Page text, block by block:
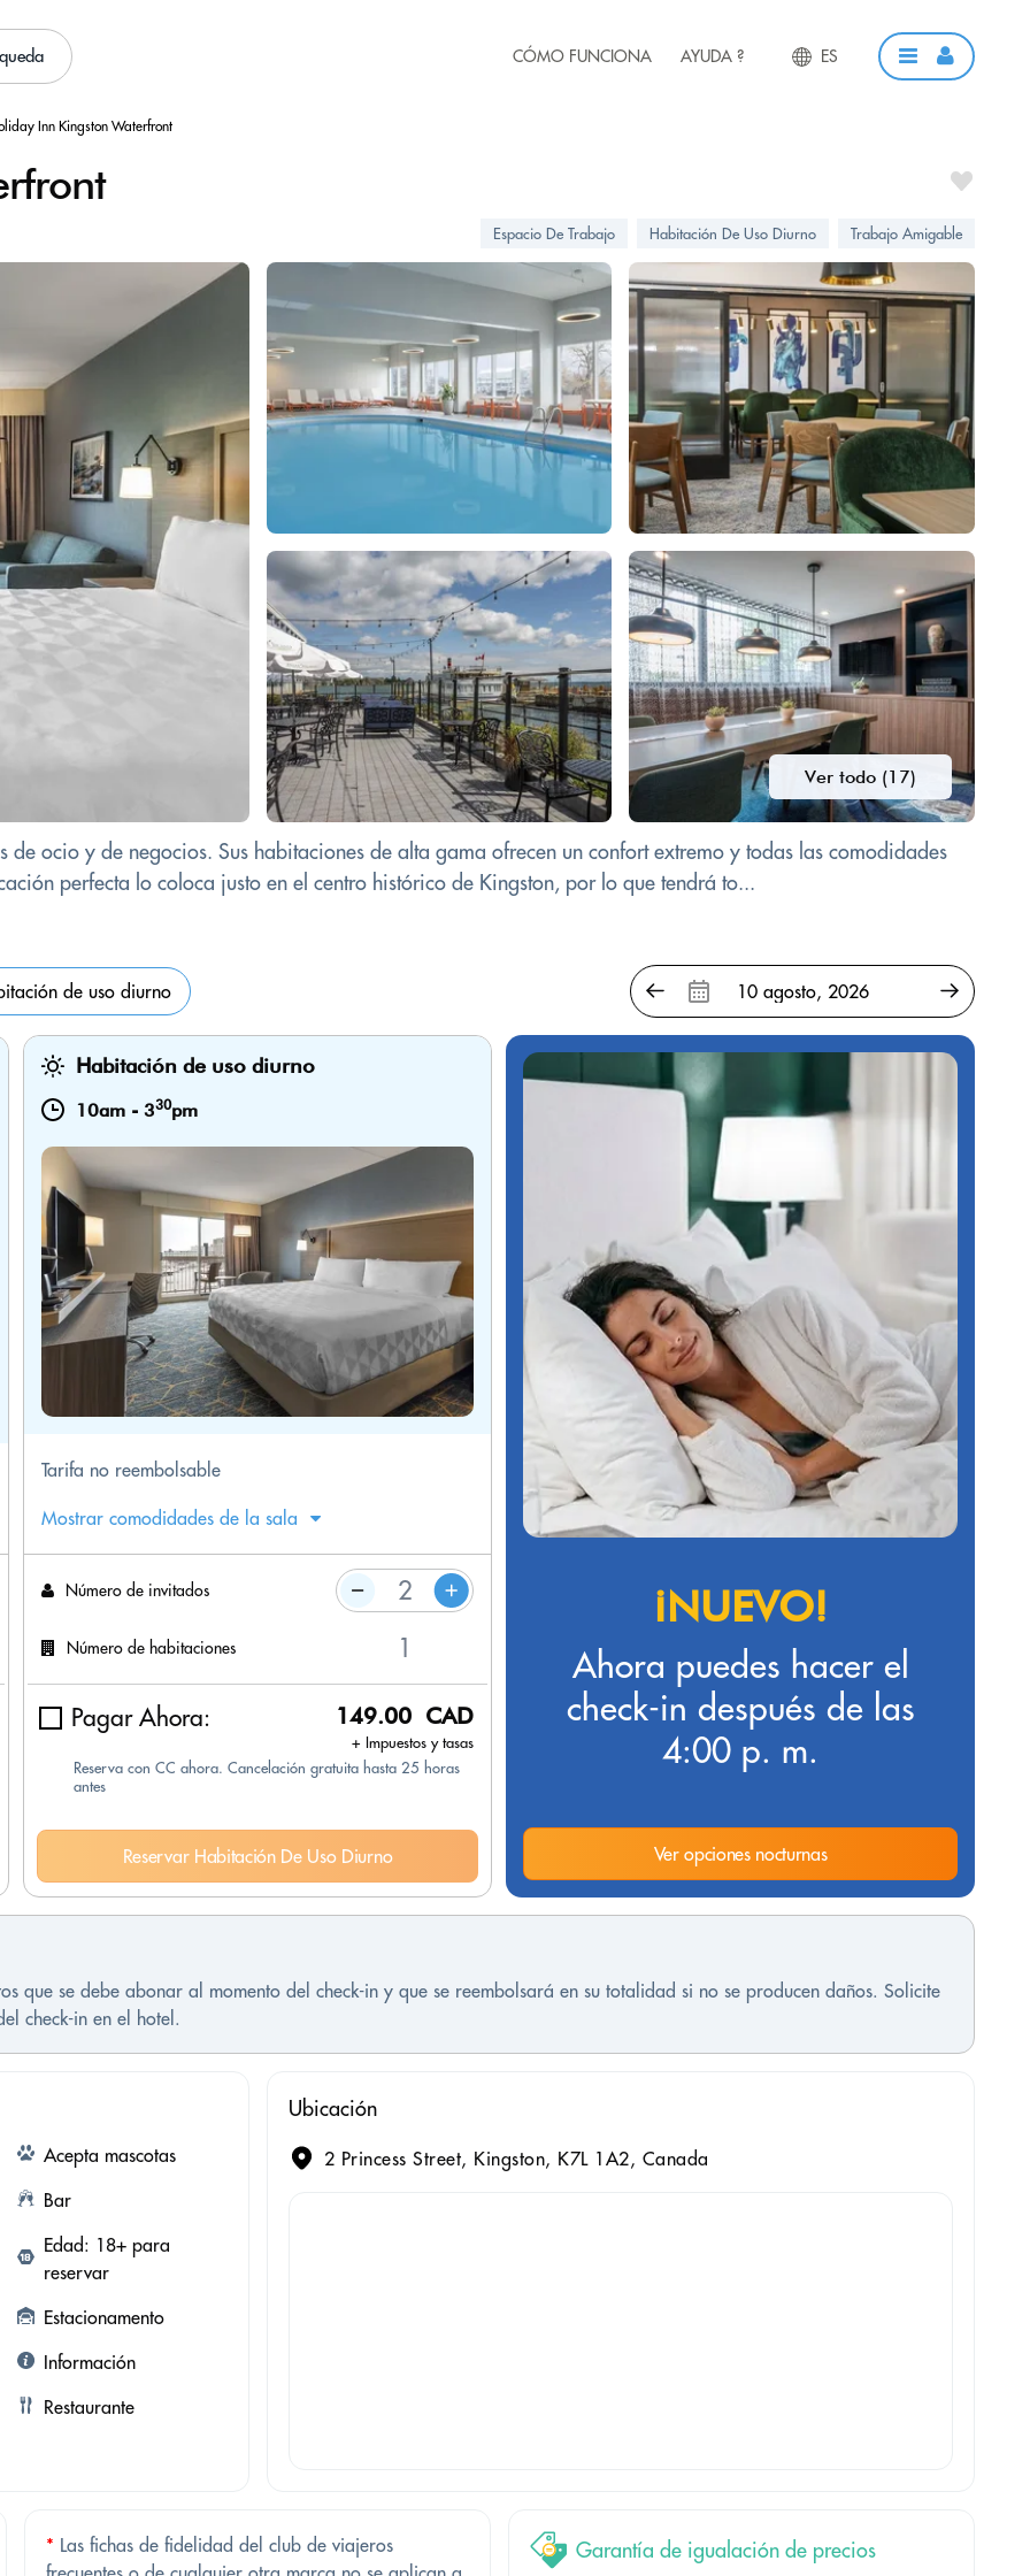
CÓMO FUNCIONA AYUDA ? ES
Inn Kingston Waterfront
Espacio De Trabajo Habitación De Uso Diurno Trabajo Amigable
Ver todo (17)
ocio y de negocios. Sus habitaciones de alta gama ofrecen un confort extremo y todas las comodidades
perfecta lo coloca justo en el centro histórico de Kingston, por lo que tendrá to...
de uso diurno
Habitación de uso diurno
10am - 330pm
Tarifa no reembolsable
Mostrar comodidades de la sala
Número de invitados
Número de habitaciones
Pagar Ahora: 149.00 CAD
+ Impuestos y tasas
Reserva con CC ahora. Cancelación gratuita hasta 25 horas
antes
Reservar Habitación De Uso Diurno
¡NUEVO!
Ahora puedes hacer el
check-in después de las
4:00 p. m.
Ver opciones nocturnas
que se debe abonar al momento del check-in y que se reembolsará en su totalidad si no se producen daños. Solicite
check-in en el hotel.
Acepta mascotas
Bar
Edad: 18+ para
reservar
Estacionamento
Información
Restaurante
Ubicación
2 Princess Street, Kingston, K7L 1A2, Canada
* Las fichas de fidelidad del club de viajeros
Garantía de igualación de precios